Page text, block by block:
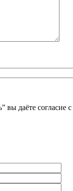
вы даёте согласие с